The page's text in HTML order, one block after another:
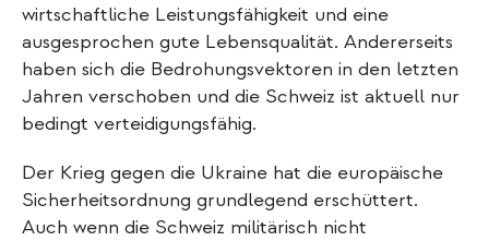
wirtschaftliche Leistungsfähigkeit und eine
ausgesprochen gute Lebensqualität. Andererseits
haben sich die Bedrohungsvektoren in den letzten
Jahren verschoben und die Schweiz ist aktuell nur
bedingt verteidigungsfähig.
Der Krieg gegen die Ukraine hat die europäische
Sicherheitsordnung grundlegend erschüttert.
Auch wenn die Schweiz militärisch nicht